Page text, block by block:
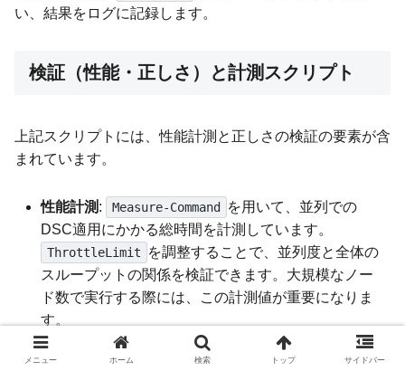
い、結果をログに記録します。
検証（性能・正しさ）と計測スクリプト
上記スクリプトには、性能計測と正しさの検証の要素が含
まれています。
性能計測 : Measure-Command
を用いて、並列での
DSC適用にかかる総時間を計測しています。
ThrottleLimit
を調整することで、並列度と全体の
スループットの関係を検証できます。大規模なノー
ド数で実行する際には、この計測値が重要になりま
す。
正しさの検証:
メニュー ホーム 検索 トップ サイドバー